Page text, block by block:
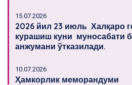
15.07.2026
2026 йил 23 июль Халқаро
курашиш куни муносабати
анжумани ўтказилади.
10.07.2026
Ҳамкорлик меморандуми